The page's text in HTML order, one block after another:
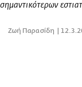
Ζωή Παρασίδη